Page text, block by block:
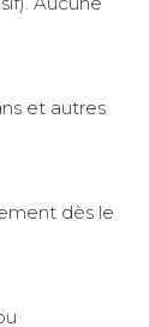
et autres
dès le